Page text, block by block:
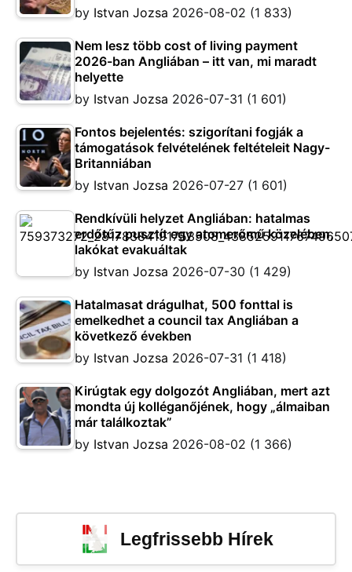
by Istvan Jozsa 2026-08-02 (1 833)
Nem lesz több cost of living payment
2026-ban Angliában – itt van, mi maradt
helyette
by Istvan Jozsa 2026-07-31 (1 601)
Fontos bejelentés: szigorítani fogják a
támogatások felvételének feltételeit Nagy-
Britanniában
by Istvan Jozsa 2026-07-27 (1 601)
Rendkívüli helyzet Angliában: hatalmas
erdőtűz pusztít egy atomerőmű közelében,
lakókat evakuáltak
by Istvan Jozsa 2026-07-30 (1 429)
Hatalmasat drágulhat, 500 fonttal is
emelkedhet a council tax Angliában a
következő években
by Istvan Jozsa 2026-07-31 (1 418)
Kirúgtak egy dolgozót Angliában, mert azt
mondta új kolléganőjének, hogy „álmaiban
már találkoztak”
by Istvan Jozsa 2026-08-02 (1 366)
Legfrissebb Hírek